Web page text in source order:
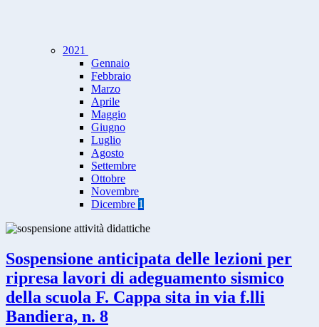
2021
Gennaio
Febbraio
Marzo
Aprile
Maggio
Giugno
Luglio
Agosto
Settembre
Ottobre
Novembre
Dicembre 1
Sospensione anticipata delle lezioni per
ripresa lavori di adeguamento sismico
della scuola F. Cappa sita in via f.lli
Bandiera, n. 8